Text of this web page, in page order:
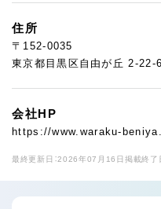
住所
〒152-0035
東京都目黒区自由が丘 2-22-
会社HP
https://www.waraku-
最終更新日：2026年07月16日 掲載終了